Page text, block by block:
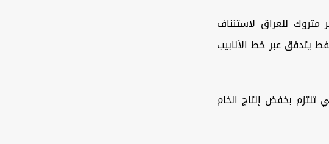
متروك للعراق لاستئناف
يتدفق عبر خط الأنابيب
تلتزم بخفض إنتاج الخام